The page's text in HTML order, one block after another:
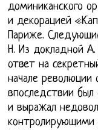
доминиканского
и декорацией
Париже.
Н. Из докладной А.
ответ на
начале
впоследствии
и выражал
контролирующими